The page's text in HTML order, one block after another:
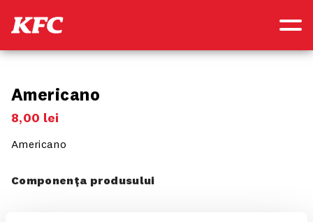
Americano
8,00 lei
Americano
Componența produsului